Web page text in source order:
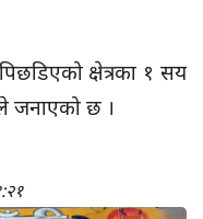
क्षेत्रका १ सय
जनाएको छ ।